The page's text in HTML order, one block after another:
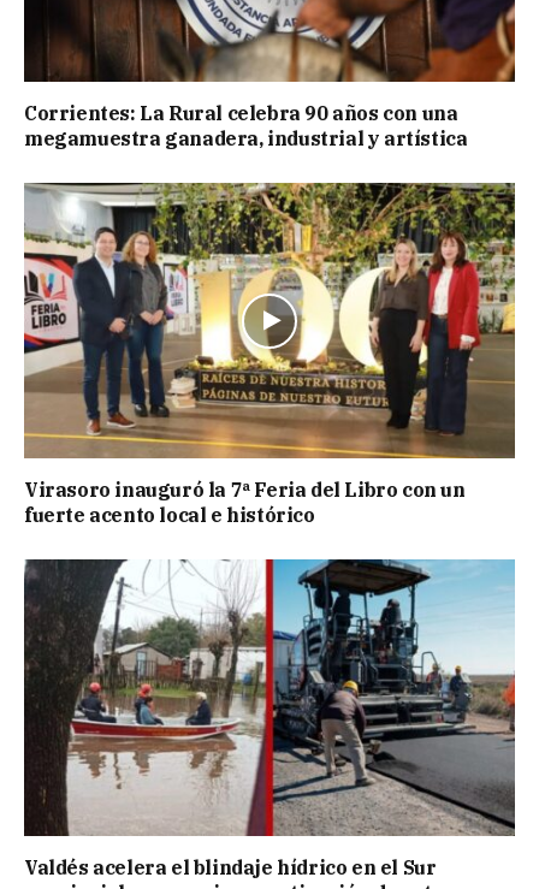
Corrientes: La Rural celebra 90 años con una
megamuestra ganadera, industrial y artística
Virasoro inauguró la 7ª Feria del Libro con un
fuerte acento local e histórico
Valdés acelera el blindaje hídrico en el Sur